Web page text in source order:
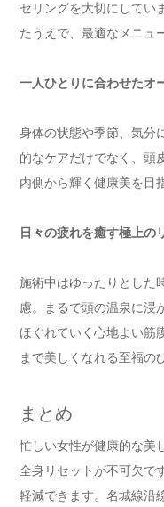
セリングを大切にしてい
たうえで、最適なメニュ
一人ひとりに合わせたオ
身体の状態や季節、気分
的なケアだけでなく、頭
内側から輝く健康美を目
日々の疲れを癒す極上の
施術中はゆったりとした
慮。まるで頭の温泉に浸
ほぐれていく心地よい筋
まで美しくなれる至福の
まとめ
忙しい女性が健康的な美
全身リセットが不可欠で
軽減できます。名城線沿